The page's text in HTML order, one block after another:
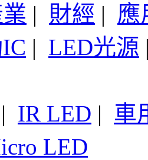
| 財經 | 應
| LED光源
| IR LED | 車
LED